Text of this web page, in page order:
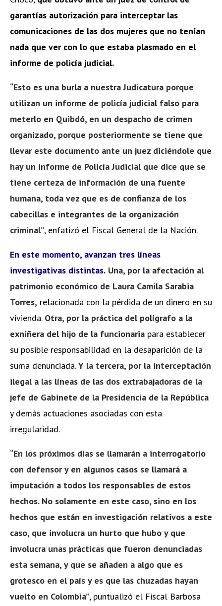
garantías autorización para interceptar las
comunicaciones de las dos mujeres que no tenían
nada que ver con lo que estaba plasmado en el
informe de policía judicial.
“Esto es una burla a nuestra Judicatura porque
utilizan un informe de policía judicial falso para
meterlo en Quibdó, en un despacho de crimen
organizado, porque posteriormente se tiene que
llevar este documento ante un juez diciéndole que
hay un informe de Policía Judicial que dice que se
tiene certeza de información de una fuente
humana, toda vez que es de confianza de los
cabecillas e integrantes de la organización
criminal”, enfatizó el Fiscal General de la Nación.
En este momento, avanzan tres líneas
investigativas distintas. Una, por la afectación al
patrimonio económico de Laura Camila Sarabia
Torres, relacionada con la pérdida de un dinero en su
vivienda. Otra, por la práctica del polígrafo a la
exniñera del hijo de la funcionaria para establecer
su posible responsabilidad en la desaparición de la
suma denunciada.Y la tercera, por la interceptación
ilegal a las líneas de las dos extrabajadoras de la
jefe de Gabinete de la Presidencia de la República
y demás actuaciones asociadas con esta
irregularidad.
“En los próximos días se llamarán a interrogatorio
con defensor y en algunos casos se llamará a
imputación a todos los responsables de estos
hechos. No solamente en este caso, sino en los
hechos que están en investigación relativos a este
caso, que involucra un hurto que hubo y que
involucra unas prácticas que fueron denunciadas
esta semana, y que se añaden a algo que es
grotesco en el país y es que las chuzadas hayan
vuelto en Colombia”, puntualizó el Fiscal Barbosa